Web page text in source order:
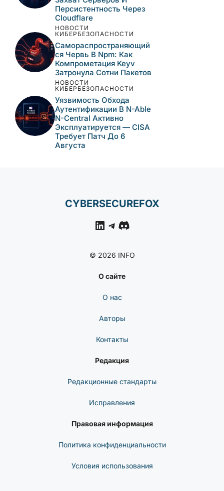
CISA Внесла В Каталог
KEV Три Активно
Эксплуатируемые
Уязвимости — Одну Из
Них Связывают С ИИ-
Атакой
НОВОСТИ
КИБЕРБЕЗОПАСНОСТИ
Активная Эксплуатация
Уязвимостей N-Able N-
Central: Неполный Патч,
Захват Серверов И
Персистентность Через
Cloudflare
НОВОСТИ
КИБЕРБЕЗОПАСНОСТИ
Самораспространяющи
КИБЕРБЕЗОПАСНОСТИ
Аутентификации В N-
Able N-Central Активно
CISA Требует Патч До 6
CYBERSECUREFOX
LinkedIn
Telegram
Discord